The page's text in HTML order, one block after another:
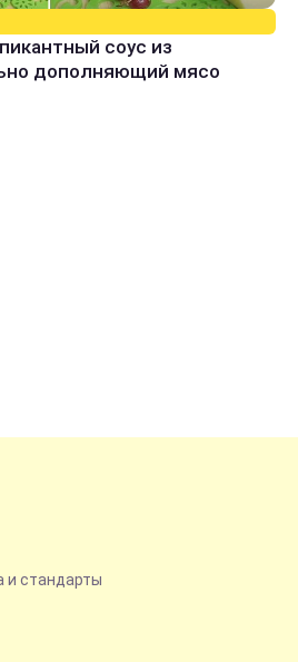
соус из
дополняющий мясо
и стандарты